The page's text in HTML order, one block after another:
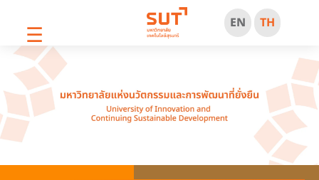
☰ EN TH